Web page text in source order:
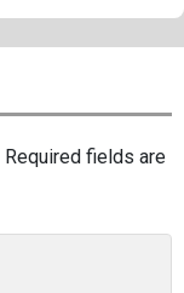
Required fields are